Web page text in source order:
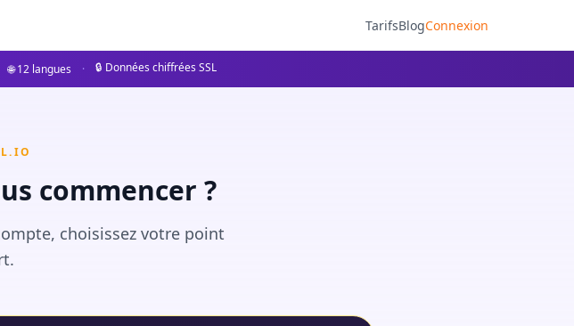
TarifsBlogConnexion
🌐 12 langues · 🔒 Données chiffrées SSL
commencer ?
choisissez votre point